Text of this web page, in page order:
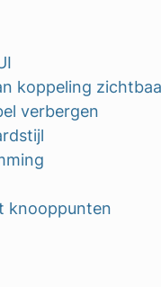
koppeling
verbergen
knooppunten